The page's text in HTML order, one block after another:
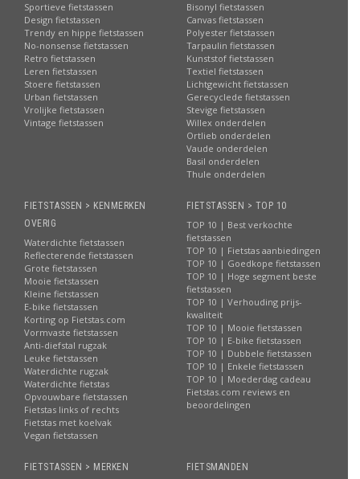
Sportieve fietstassen
Design fietstassen
Trendy en hippe fietstassen
No-nonsense fietstassen
Retro fietstassen
Leren fietstassen
Stoere fietstassen
Urban fietstassen
Vrolijke fietstassen
Vintage fietstassen
Bisonyl fietstassen
Canvas fietstassen
Polyester fietstassen
Tarpaulin fietstassen
Kunststof fietstassen
Textiel fietstassen
Lichtgewicht fietstassen
Gerecyclede fietstassen
Stevige fietstassen
Willex onderdelen
Ortlieb onderdelen
Vaude onderdelen
Basil onderdelen
Thule onderdelen
FIETSTASSEN > KENMERKEN
OVERIG
Waterdichte fietstassen
Reflecterende fietstassen
Grote fietstassen
Mooie fietstassen
Kleine fietstassen
E-bike fietstassen
Korting op Fietstas.com
Vormvaste fietstassen
Anti-diefstal rugzak
Leuke fietstassen
Waterdichte rugzak
Waterdichte fietstas
Opvouwbare fietstassen
Fietstas links of rechts
Fietstas met koelvak
Vegan fietstassen
FIETSTASSEN > TOP 10
TOP 10 | Best verkochte
fietstassen
TOP 10 | Fietstas aanbiedingen
TOP 10 | Goedkope fietstassen
TOP 10 | Hoge segment beste
fietstassen
TOP 10 | Verhouding prijs-
kwaliteit
TOP 10 | Mooie fietstassen
TOP 10 | E-bike fietstassen
TOP 10 | Dubbele fietstassen
TOP 10 | Enkele fietstassen
TOP 10 | Moederdag cadeau
Fietstas.com reviews en
beoordelingen
FIETSTASSEN > MERKEN FIETSMANDEN